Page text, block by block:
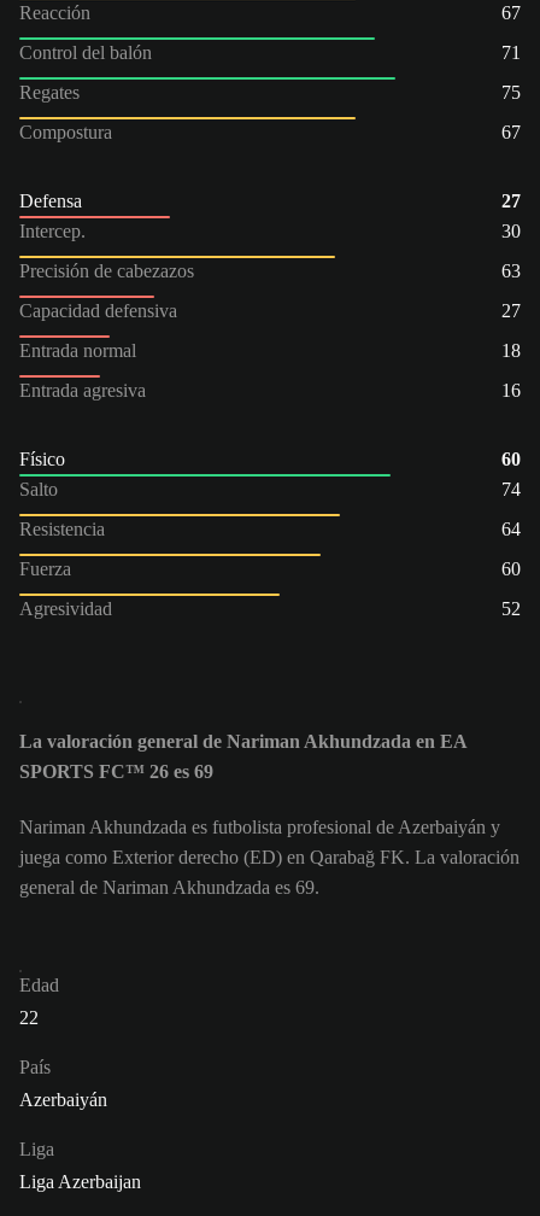
Reacción
67
Control del balón
71
Regates
75
Compostura
67
Defensa
27
Intercep.
30
Precisión de cabezazos
63
Capacidad defensiva
27
Entrada normal
18
Entrada agresiva
16
Físico
60
Salto
74
Resistencia
64
Fuerza
60
Agresividad
52
La valoración general de Nariman Akhundzada en EA
SPORTS FC™ 26 es 69
Nariman Akhundzada es futbolista profesional de Azerbaiyán y
juega como Exterior derecho (ED) en Qarabağ FK. La valoración
general de Nariman Akhundzada es 69.
Edad
22
País
Azerbaiyán
Liga
Liga Azerbaijan